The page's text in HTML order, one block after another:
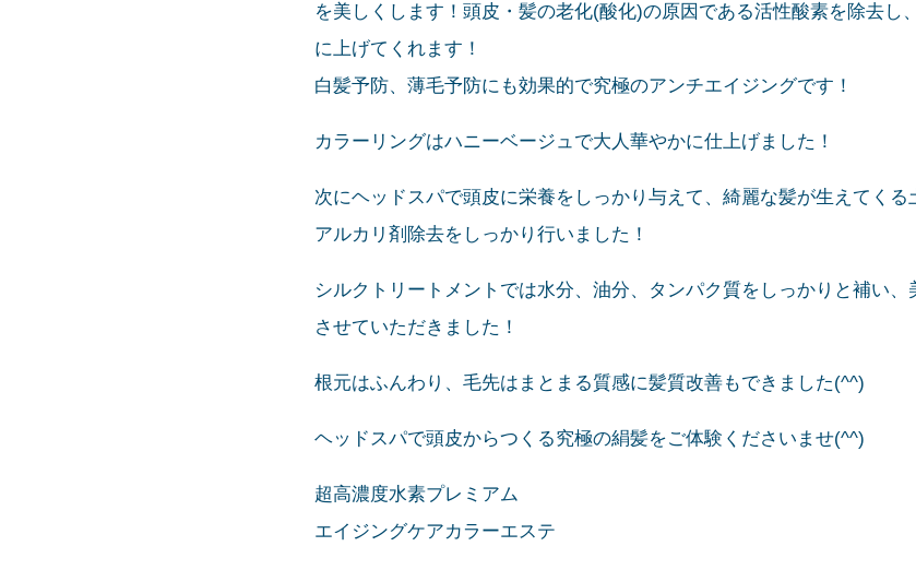
を美しくします！頭皮・髪の老化(酸化)の原因である活性酸素を除去し
に上げてくれます！
白髪予防、薄毛予防にも効果的で究極のアンチエイジングです！
カラーリングはハニーベージュで大人華やかに仕上げました！
次にヘッドスパで頭皮に栄養をしっかり与えて、綺麗な髪が生えてく
アルカリ剤除去をしっかり行いました！
シルクトリートメントでは水分、油分、タンパク質をしっかりと補い
させていただきました！
根元はふんわり、毛先はまとまる質感に髪質改善もできました(^^)
ヘッドスパで頭皮からつくる究極の絹髪をご体験くださいませ(^^)
超高濃度水素プレミアム
エイジングケアカラーエステ